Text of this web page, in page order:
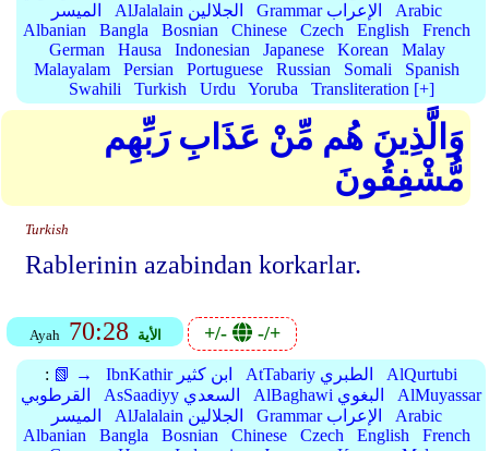
الميسر
AlJalalain الجلالين Grammar الإعراب
Arabic
Albanian
Bangla Bosnian Chinese Czech English
French
German
Hausa Indonesian Japanese Korean
Malay
Malayalam
Persian Portuguese Russian Somali
Spanish
Swahili
Turkish Urdu Yoruba Transliteration [+]
وَالَّذِينَ هُم مِّنْ عَذَابِ رَبِّهِم
مُّشْفِقُونَ
Turkish
Rablerinin azabindan korkarlar.
Ayah 70:28 الأية +/- -/+
: 📗 → IbnKathir ابن كثير AtTabariy الطبري
AlQurtubi
القرطوبي
AsSaadiyy السعدي AlBaghawi البغوي
AlMuyassar
الميسر
AlJalalain الجلالين Grammar الإعراب
Arabic
Albanian
Bangla Bosnian Chinese Czech English
French